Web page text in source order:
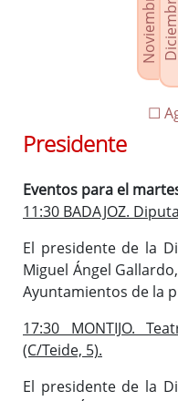
Agenda de Presidencia
Plenos provinciales y
Oficina de Proyectos
☐
Presidente
Eventos para el
11:30 BADAJOZ.
El presidente de la
Miguel Ángel
Ayuntamientos de la
17:30 MONTIJO.
(C/Teide, 5).
El presidente de la